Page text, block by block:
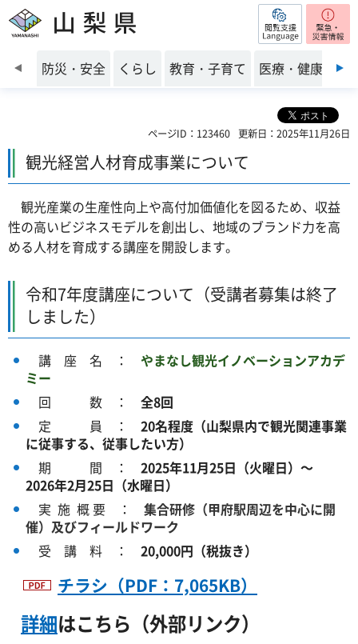
山梨県 閲覧支援
前のスライドを表示
防災・安全 くらし 教育・子育て 医療・健康・福
ページID：123460 更新日：2025年11月26日
観光経営人材育成事業について
観光産業の生産性向上や高付加価値化を図るため、収益
性の高いビジネスモデルを創出し、地域のブランド力を高
める人材を育成する講座を開設します。
令和7年度講座について（受講者募集は終了
しました）
講 座 名 ： やまなし観光イノベーションアカデ
ミー
回 数 ： 全8回
定 員 ：
20名程度（山梨県内で観光関連事業
に従事する、従事したい方）
期 間 ： 2025年11月25日（火曜日）～
2026年2月25日（水曜日）
実 施 概 要 ： 集合研修（甲府駅周辺を中心に開
催）及びフィールドワーク
受 講 料 ：
20,000円（税抜き）
チラシ（PDF：7,065KB）
詳細はこちら（外部リンク）